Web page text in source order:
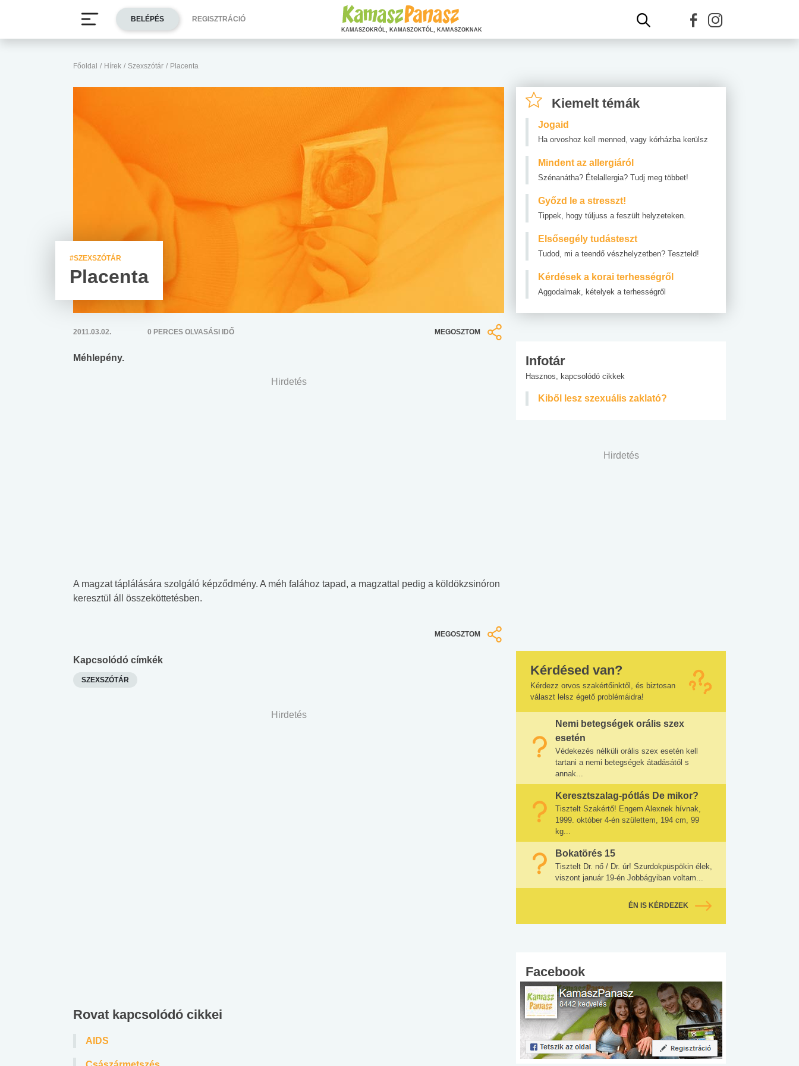
Főoldal / Hírek / Szexszótár / Placenta
#SZEXSZÓTÁR
Placenta
2011.03.02. 0 PERCES OLVASÁSI IDŐ MEGOSZTOM
Méhlepény.
Hirdetés
A magzat táplálására szolgáló képződmény. A méh falához tapad, a magzattal pedig a köldökzsinóron
keresztül áll összeköttetésben.
MEGOSZTOM
Kapcsolódó címkék
SZEXSZÓTÁR
Hirdetés
Rovat kapcsolódó cikkei
AIDS
Kiemelt témák
Jogaid
Ha orvoshoz kell menned, vagy kórházba kerülsz
Mindent az allergiáról
Szénanátha? Ételallergia? Tudj meg többet!
Győzd le a stresszt!
Tippek, hogy túljuss a feszült helyzeteken.
Elsősegély tudásteszt
Tudod, mi a teendő vészhelyzetben? Teszteld!
Kérdések a korai terhességről
Aggodalmak, kételyek a terhességről
Infotár
Hasznos, kapcsolódó cikkek
Kiből lesz szexuális zaklató?
Hirdetés
Kérdésed van?
Kérdezz orvos szakértőinktől, és biztosan
választ lelsz égető problémáidra!
Nemi betegségek orális szex
esetén
Védekezés nélküli orális szex esetén kell
tartani a nemi betegségek átadásától s
annak...
Keresztszalag-pótlás De mikor?
Tisztelt Szakértő! Engem Alexnek hívnak,
1999. október 4-én születtem, 194 cm, 99
kg...
Bokatörés 15
Tisztelt Dr. nő / Dr. úr! Szurdokpüspökin élek,
viszont január 19-én Jobbágyiban voltam...
ÉN IS KÉRDEZEK
Facebook
BELÉPÉS REGISZTRÁCIÓ
KAMASZOKRÓL, KAMASZOKTÓL, KAMASZOKNAK